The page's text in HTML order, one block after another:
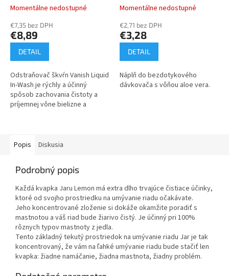
Momentálne nedostupné
€7,35 bez DPH
€8,89
DETAIL
Odstraňovač škvŕn Vanish Liquid
In-Wash je rýchly a účinný
spôsob zachovania čistoty a
príjemnej vône bielizne a
250 ml
Momentálne nedostupné
€2,71 bez DPH
€3,28
DETAIL
Náplň do bezdotykového
dávkovača s vôňou aloe vera.
Popis Diskusia
Podrobný popis
Každá kvapka Jaru Lemon má extra dlho trvajúce čistiace účinky,
ktoré od svojho prostriedku na umývanie riadu očakávate.
Jeho koncentrované zloženie si dokáže okamžite poradiť s
mastnotou a váš riad bude žiarivo čistý. Je účinný pri 100%
rôznych typov mastnoty z jedla.
Tento základný tekutý prostriedok na umývanie riadu Jar je tak
koncentrovaný, že vám na ľahké umývanie riadu bude stačiť len
kvapka: žiadne namáčanie, žiadna mastnota, žiadny problém.